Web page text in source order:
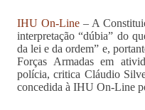
IHU On-Line – A
interpretação “dúbia” do
da lei e da ordem” e,
Forças Armadas em
polícia, critica Cláudio
concedida à IHU On-Line